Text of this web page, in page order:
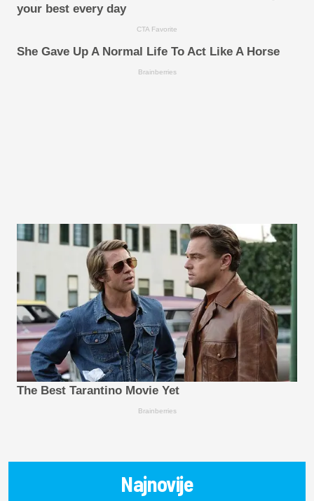
your best every day
CTA Favorite
She Gave Up A Normal Life To Act Like A Horse
Brainberries
The Best Tarantino Movie Yet
Brainberries
Najnovije